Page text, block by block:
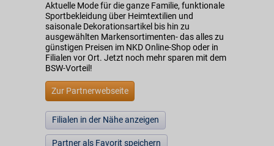
Aktuelle Mode für die ganze Familie, funktionale
Sportbekleidung über Heimtextilien und
saisonale Dekorationsartikel bis hin zu
ausgewählten Markensortimenten- das alles zu
günstigen Preisen im NKD Online-Shop oder in
Filialen vor Ort. Jetzt noch mehr sparen mit dem
BSW-Vorteil!
Zur Partnerwebseite
Filialen in der Nähe anzeigen
Partner als Favorit speichern